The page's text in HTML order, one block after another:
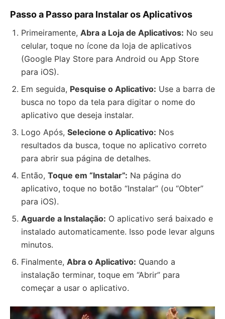
Passo a Passo para Instalar os Aplicativos
Primeiramente, Abra a Loja de Aplicativos: No seu
celular, toque no ícone da loja de aplicativos
(Google Play Store para Android ou App Store
para iOS).
Em seguida, Pesquise o Aplicativo: Use a barra de
busca no topo da tela para digitar o nome do
aplicativo que deseja instalar.
Logo Após, Selecione o Aplicativo: Nos
resultados da busca, toque no aplicativo correto
para abrir sua página de detalhes.
Então, Toque em “Instalar”: Na página do
aplicativo, toque no botão “Instalar” (ou “Obter”
para iOS).
Aguarde a Instalação: O aplicativo será baixado e
instalado automaticamente. Isso pode levar alguns
minutos.
Finalmente, Abra o Aplicativo: Quando a
instalação terminar, toque em “Abrir” para
começar a usar o aplicativo.